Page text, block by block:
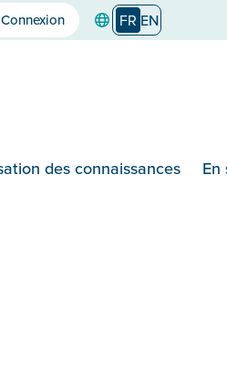
Connexion FR EN
des connaissances En